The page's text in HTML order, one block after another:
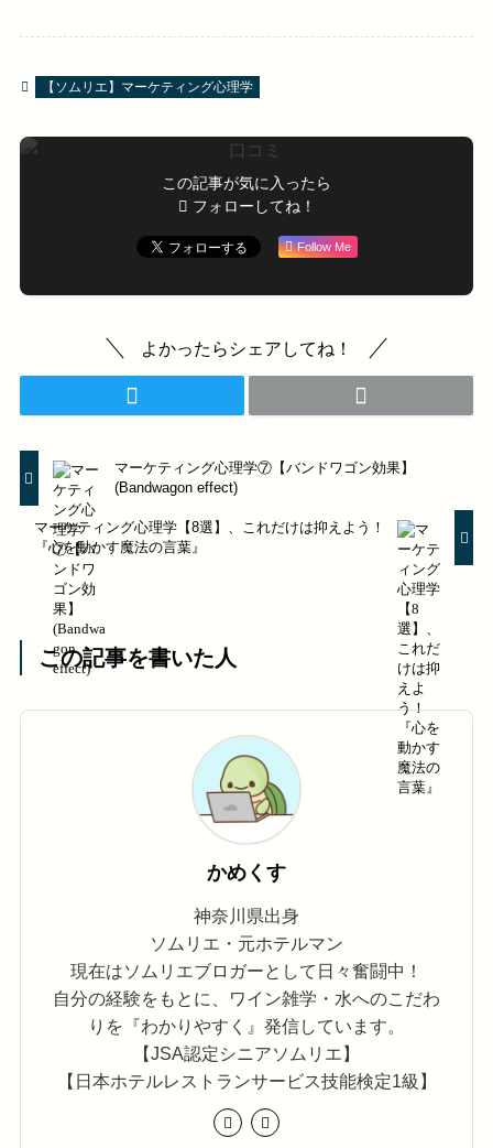
【ソムリエ】マーケティング心理学
この記事が気に入ったら
フォローしてね！
Follow Me
よかったらシェアしてね！
マーケティング心理学⑦【バンドワゴン効果】
(Bandwagon effect)
マーケティング心理学【8選】、これだけは抑えよう！
『心を動かす魔法の言葉』
この記事を書いた人
かめくす
神奈川県出身
ソムリエ・元ホテルマン
現在はソムリエブロガーとして日々奮闘中！
自分の経験をもとに、ワイン雑学・水へのこだわ
りを『わかりやすく』発信しています。
【JSA認定シニアソムリエ】
【日本ホテルレストランサービス技能検定1級】